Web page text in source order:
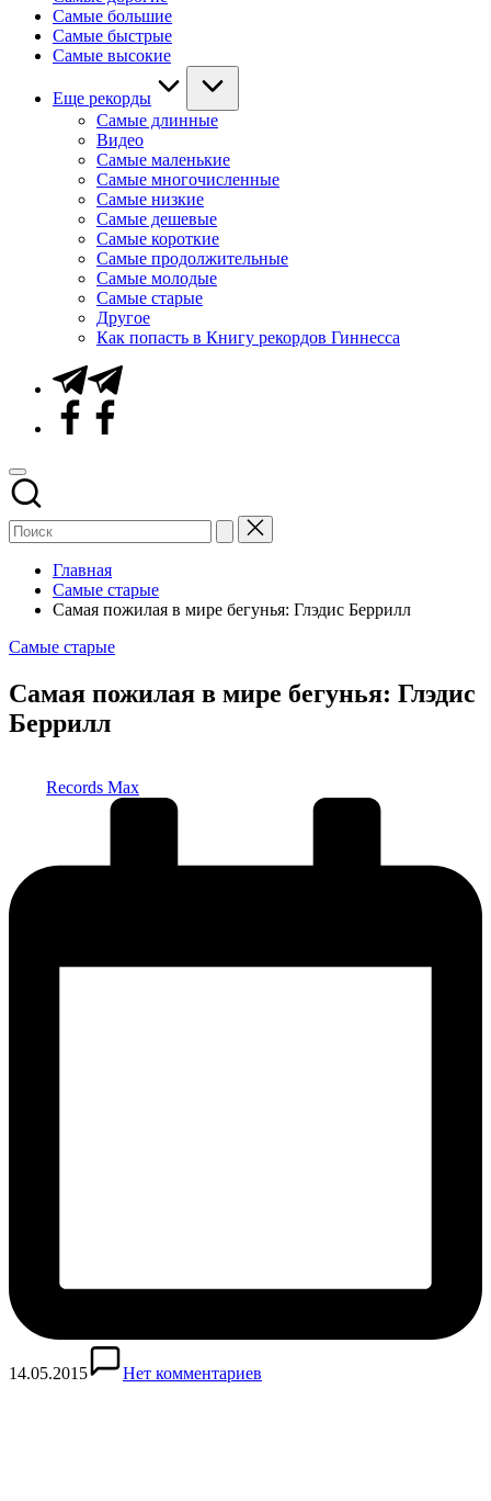
Самые большие
Самые быстрые
Самые высокие
Еще рекорды
Самые длинные
Видео
Самые маленькие
Самые многочисленные
Самые низкие
Самые дешевые
Самые короткие
Самые продолжительные
Самые молодые
Самые старые
Другое
Как попасть в Книгу рекордов Гиннесса
Telegram
Facebook
Главная
Самые старые
Самая пожилая в мире бегунья: Глэдис Беррилл
Опубликовано
Самые старые
Самая пожилая в мире бегунья: Глэдис
Беррилл
Records Max
14.05.2015 Нет комментариев